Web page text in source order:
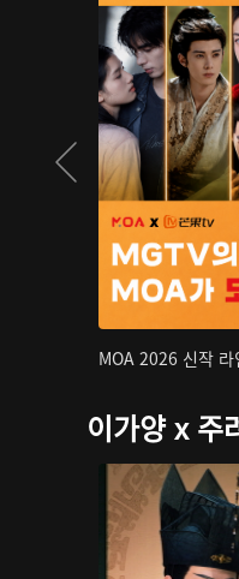
MOA 2026 신작
이가양 x 주